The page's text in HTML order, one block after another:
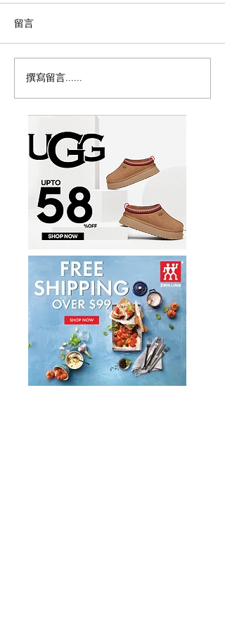
Columbia会员清仓！8月9
日前,精选户外服饰、夹克
外套、鞋靴等4折起+额外8
折
留言
撰寫留言......